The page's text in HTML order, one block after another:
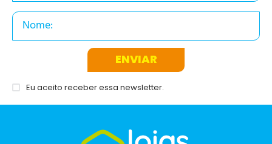
ENVIAR
Eu aceito receber essa newsletter.